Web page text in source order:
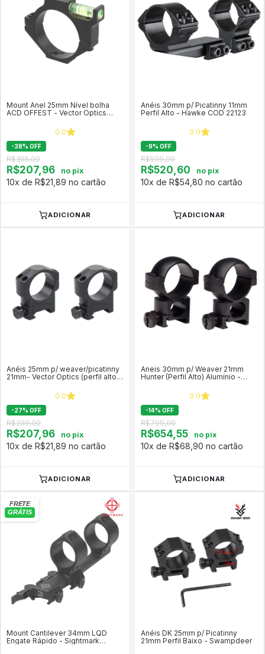
Mount Anel 25mm Nível bolha
ACD OFFEST - Vector Optics
0.0
-38% OFF
R$355,00
R$207,96 no pix
10x de R$21,89 no cartão
ADICIONAR
Anéis 30mm p/ Picatinny 11mm
Perfil Alto - Hawke COD 22123
0.0
-9% OFF
R$599,00
R$520,60 no pix
10x de R$54,80 no cartão
ADICIONAR
Anéis 25mm p/ weaver/picatinny
21mm- Vector Optics (perfil alto)
0.0
-27% OFF
R$299,00
R$207,96 no pix
10x de R$21,89 no cartão
ADICIONAR
Aneis 30mm p/ Weaver 21mm
Hunter (Perfil Alto) Alumínio -
0.0
-14% OFF
R$799,00
R$654,55 no pix
10x de R$68,90 no cartão
ADICIONAR
Mount Cantilever 34mm LQD
Engate Rápido - Sightmark
Anéis DK 25mm p/ Picatinny
21mm Perfil Baixo - Swampdeer